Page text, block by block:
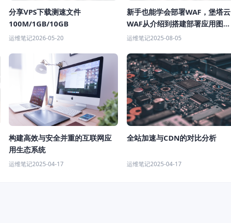
分享VPS下载测速文件
100M/1GB/10GB
运维笔记2026-05-20
新手也能学会部署WAF，堡塔云
WAF从介绍到搭建部署应用图文
教程
运维笔记2025-08-05
构建高效与安全并重的互联网应
用生态系统
运维笔记2025-04-17
全站加速与CDN的对比分析
运维笔记2025-04-17